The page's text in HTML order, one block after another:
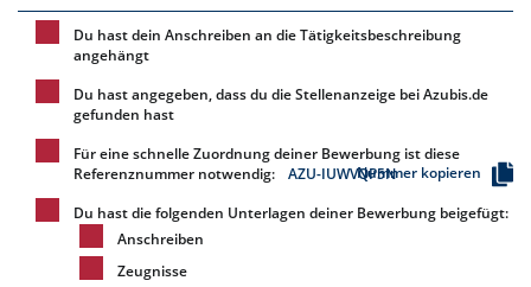
Du hast dein Anschreiben an die Tätigkeitsbeschreibung
angehängt
Du hast angegeben, dass du die Stellenanzeige bei Azubis.de
gefunden hast
Für eine schnelle Zuordnung deiner Bewerbung ist diese
Referenznummer notwendig:
AZU-IUWVQP5NNummer kopieren
Du hast die folgenden Unterlagen deiner Bewerbung beigefügt:
Anschreiben
Zeugnisse